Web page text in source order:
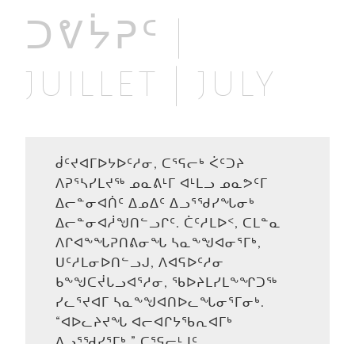
ᑐᕓᔮᕈᑦ |
JUILLET | JULY
ᑰᑦᔪᐊᒥᐅᔭᐅᑦᓱᓂ, ᑕᕐᕋᓕᒃ ᐹᑦᑐᔨ
ᐱᕈᕐᓴᓯᒪᔪᖅ ᓄᓇᕕᒻᒥ ᐊᒻᒪᓗ ᓄᓇᕗᑦᒥ
ᐃᓕᓐᓂᐊᑏᑦ ᐃᓄᐃᑦ ᐃᓗᕐᖁᓯᖓᓂᒃ
ᐃᓕᓐᓂᐊᓲᖑᑎᓪᓗᒋᑦ. ᑖᑦᓱᒪᐅᑉ, ᑕᒪᓐᓇ
ᐱᒋᐊᖕᖓᕈᑎᕕᓂᖓ ᓴᓇᖕᖑᐊᓂᕐᒥᒃ,
ᑌᑦᓱᒪᓂᐅᑎᓪᓗᒍ, ᐱᐊᕋᐅᑦᓱᓂ
ᑲᖕᖑᑕᔫᒐᓗᐊᕐᓱᓂ, ᖃᐅᔨᒪᓯᒪᖕᖏᑐᖅ
ᓯᓚᕐᔪᐊᒥ ᓴᓇᖕᖑᐊᑎᐅᓚᖓᓂᕐᒥᓂᒃ.
“ᐊᐅᓚᔨᔪᖓ ᐊᓕᐊᒋᔭᖃᕆᐊᒥᒃ